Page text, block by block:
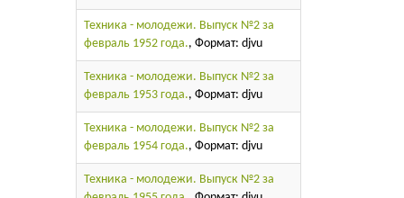
Техника - молодежи. Выпуск №2 за
февраль 1952 года., Формат: djvu
Техника - молодежи. Выпуск №2 за
февраль 1953 года., Формат: djvu
Техника - молодежи. Выпуск №2 за
февраль 1954 года., Формат: djvu
Техника - молодежи. Выпуск №2 за